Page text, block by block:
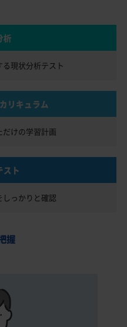
析
る現状分析テスト
リキュラム
だけの学習計画
スト
しっかりと確認
握